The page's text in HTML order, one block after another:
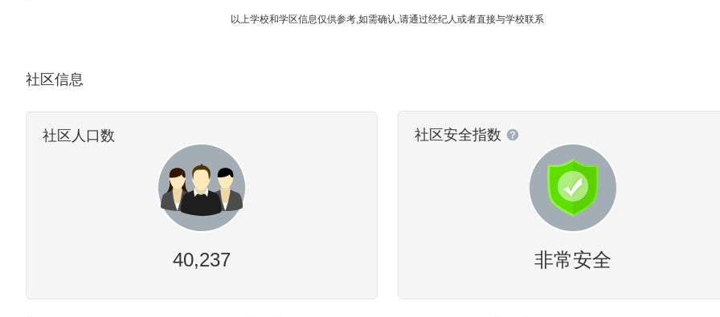
以上学校和学区信息仅供参考,如需确认,请通过经纪人或者直接与学校联系
社区信息
社区人口数
40,237
社区安全指数
非常安全